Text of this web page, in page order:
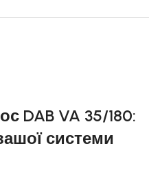
DAB VA 35/180:
системи